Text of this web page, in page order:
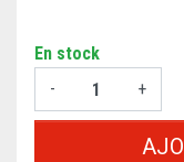
En stock
-
+